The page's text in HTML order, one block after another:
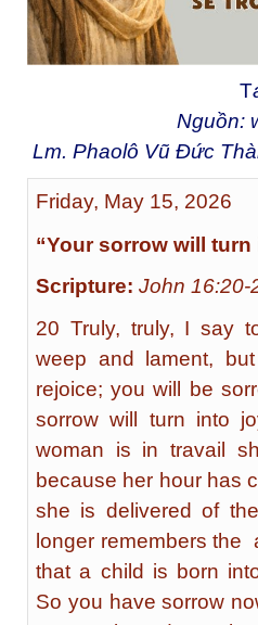
T
Nguồn:
Lm. Phaolô Vũ Đức
Friday, May 15, 2026
“Your sorrow will turn
Scripture: John 16:20-
20 Truly, truly, I say
weep and lament,
rejoice; you will be
sorrow will turn into
woman is in travail
because her hour has
she is delivered of
longer remembers the
that a child is born
So you have sorrow